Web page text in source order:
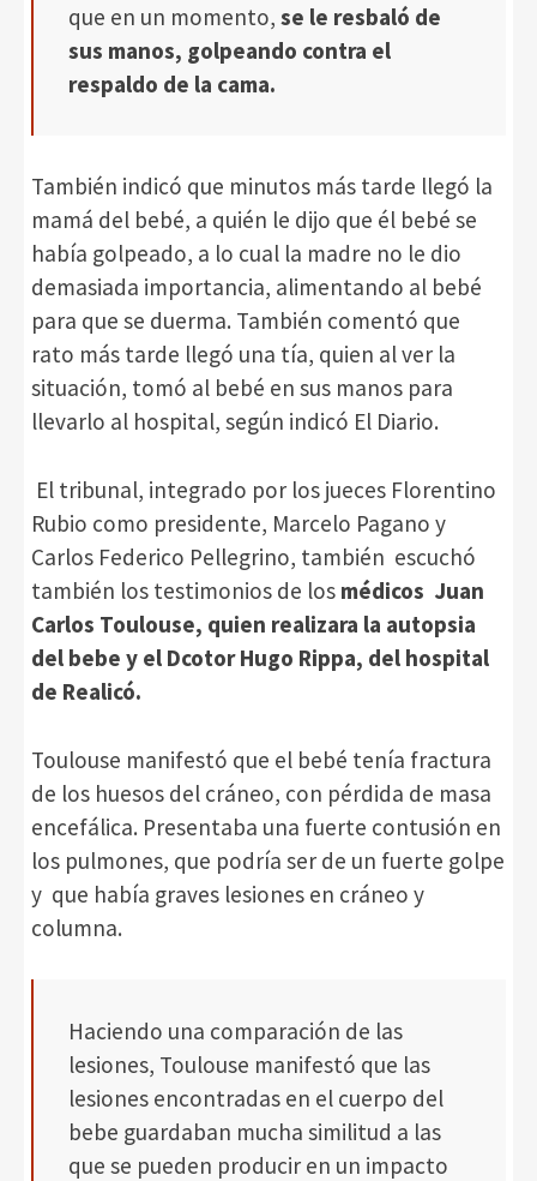
que en un momento, se le resbaló de
sus manos, golpeando contra el
respaldo de la cama.
También indicó que minutos más tarde llegó la
mamá del bebé, a quién le dijo que él bebé se
había golpeado, a lo cual la madre no le dio
demasiada importancia, alimentando al bebé
para que se duerma. También comentó que
rato más tarde llegó una tía, quien al ver la
situación, tomó al bebé en sus manos para
llevarlo al hospital, según indicó El Diario.
El tribunal, integrado por los jueces Florentino
Rubio como presidente, Marcelo Pagano y
Carlos Federico Pellegrino, también escuchó
también los testimonios de los médicos Juan
Carlos Toulouse, quien realizara la autopsia
del bebe y el Dcotor Hugo Rippa, del hospital
de Realicó.
Toulouse manifestó que el bebé tenía fractura
de los huesos del cráneo, con pérdida de masa
encefálica. Presentaba una fuerte contusión en
los pulmones, que podría ser de un fuerte golpe
y que había graves lesiones en cráneo y
columna.
Haciendo una comparación de las
lesiones, Toulouse manifestó que las
lesiones encontradas en el cuerpo del
bebe guardaban mucha similitud a las
que se pueden producir en un impacto